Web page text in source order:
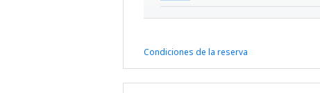
Condiciones de la reserva